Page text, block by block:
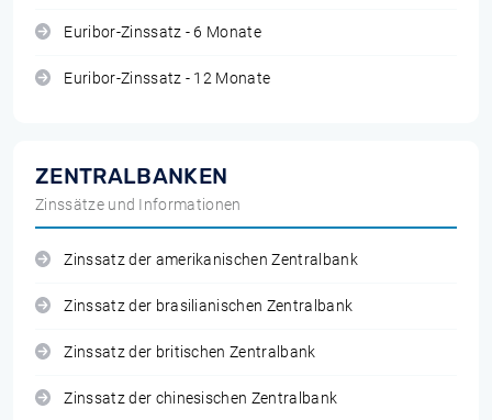
Euribor-Zinssatz - 6 Monate
Euribor-Zinssatz - 12 Monate
ZENTRALBANKEN
Zinssätze und Informationen
Zinssatz der amerikanischen Zentralbank
Zinssatz der brasilianischen Zentralbank
Zinssatz der britischen Zentralbank
Zinssatz der chinesischen Zentralbank